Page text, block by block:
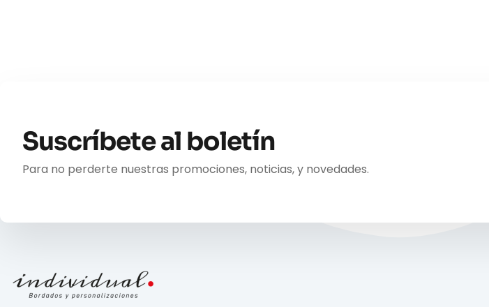
Suscríbete al boletín
Para no perderte nuestras promociones, noticias, y novedades.